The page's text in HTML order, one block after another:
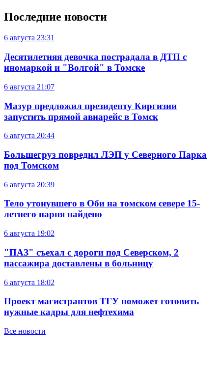
Последние новости
6 августа 23:31
Десятилетняя девочка пострадала в ДТП с
иномаркой и "Волгой" в Томске
6 августа 21:07
Мазур предложил президенту Киргизии
запустить прямой авиарейс в Томск
6 августа 20:44
Большегруз повредил ЛЭП у Северного Парка
под Томском
6 августа 20:39
Тело утонувшего в Оби на томском севере 15-
летнего парня найдено
6 августа 19:02
"ПАЗ" съехал с дороги под Северском, 2
пассажира доставлены в больницу
6 августа 18:02
Проект магистрантов ТГУ поможет готовить
нужные кадры для нефтехима
Все новости